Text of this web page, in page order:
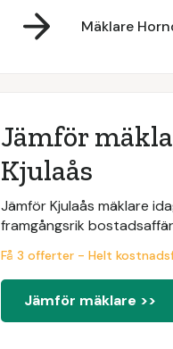
Mäklare
Jämför
Kjulaås
Jämför Kjulaås mäklare
framgångsrik
Få 3 offerter - Helt
Jämför mäklare >>